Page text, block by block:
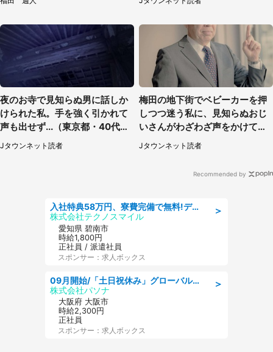
夜のお寺で見知らぬ男に話しか
けられた私。手を強く引かれて
声も出せず...（東京都・40代女
Jタウンネット読者
梅田の地下街でベビーカーを押
しつつ迷う私に、見知らぬおじ
いさんがわざわざ声をかけてき
て（兵庫県・30代女性）
Jタウンネット読者
Recommended by
＞
入社特典58万円、寮費完備で無料!デンソーで働こう!自動車工場で小型部品の検査業務 denso aichi
株式会社テクノスマイル
愛知県 碧南市
時給1,800円
正社員 / 派遣社員
スポンサー：求人ボックス
＞
09月開始/「土日祝休み」グローバル企業での産業保健のお仕事/保健師/高時給/残業なし/服装自由
株式会社パソナ
大阪府 大阪市
時給2,300円
正社員
スポンサー：求人ボックス